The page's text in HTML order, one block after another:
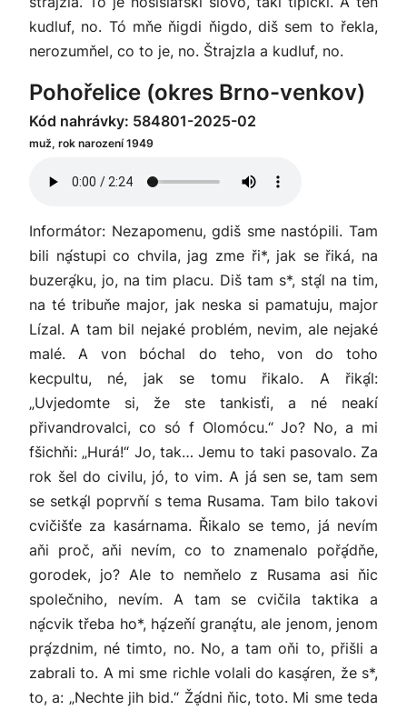
kudluf, no. Tó mňe ňigdi ňigdo, diš sem to řekla,
nerozumňel, co to je, no. Štrajzla a kudluf, no.
Pohořelice (okres Brno-venkov)
Kód nahrávky: 584801-2025-02
muž, rok narození 1949
Informátor: Nezapomenu, gdiš sme nastópili. Tam
bili nḁ́stupi co chvila, jag zme ři*, jak se řiká, na
buzerḁ́ku, jo, na tim placu. Diš tam s*, stḁ́l na tim,
na té tribuňe major, jak neska si pamatuju, major
Lízal. A tam bil nejaké problém, nevim, ale nejaké
malé. A von bóchal do teho, von do toho
kecpultu, né, jak se tomu řikalo. A řikḁ́l:
„Uvjedomte si, že ste tankisťi, a né neakí
přivandrovalci, co só f Olomócu.“ Jo? No, a mi
fšichňi: „Hurá!“ Jo, tak… Jemu to taki pasovalo. Za
rok šel do civilu, jó, to vim. A já sen se, tam sem
se setkḁ́l poprvňí s tema Rusama. Tam bilo takovi
cvičišťe za kasárnama. Řikalo se temo, já nevím
aňi proč, aňi nevím, co to znamenalo pořḁ́dňe,
gorodek, jo? Ale to nemňelo z Rusama asi ňic
společniho, nevím. A tam se cvičila taktika a
nḁ́cvik třeba ho*, hḁ́zeňí granḁ́tu, ale jenom, jenom
prḁ́zdnim, né timto, no. No, a tam oňi to, přišli a
zabrali to. A mi sme richle volali do kasḁ́ren, že s*,
to, a: „Nechte jih bid.“ Žḁ́dni ňic, toto. Mi sme teda